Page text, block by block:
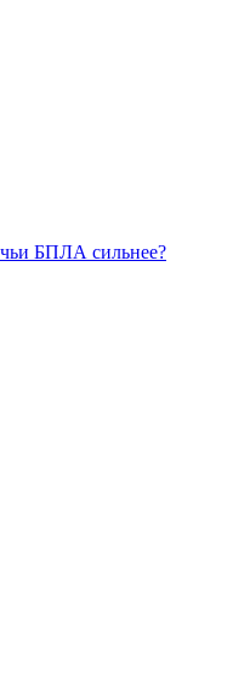
чьи БПЛА сильнее?